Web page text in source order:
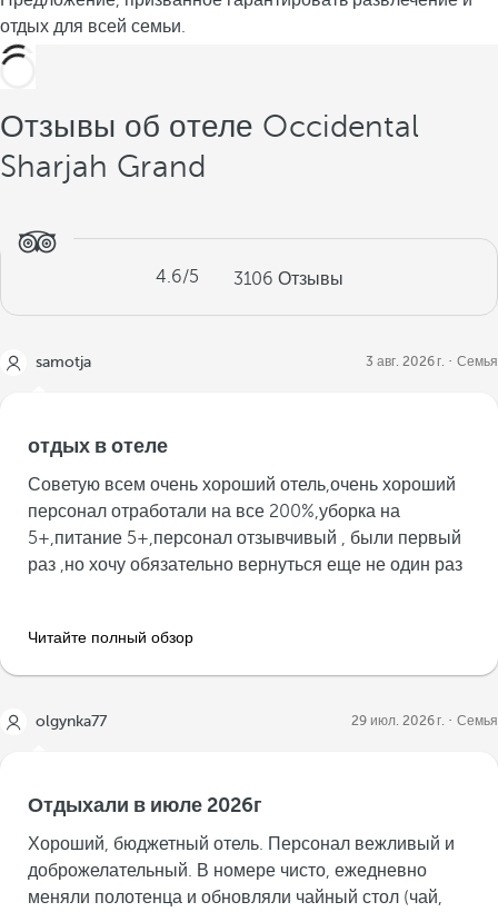
отдых для всей семьи.
Отзывы об отеле Occidental
Sharjah Grand
4.6/5 3106 Отзывы
samotja 3 авг. 2026 г. Семья
отдых в отеле
Советую всем очень хороший отель,очень хороший
персонал отработали на все 200%,уборка на
5+,питание 5+,персонал отзывчивый , были первый
раз ,но хочу обязательно вернуться еще не один раз
Читайте полный обзор
olgynka77 29 июл. 2026 г. Семья
Отдыхали в июле 2026г
Хороший, бюджетный отель. Персонал вежливый и
доброжелательный. В номере чисто, ежедневно
меняли полотенца и обновляли чайный стол (чай,